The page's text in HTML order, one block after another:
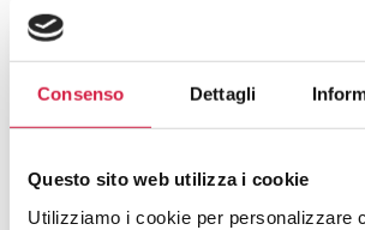
Consenso Dettagli
Questo sito web utilizza i cookie
Utilizziamo i cookie per personalizzare
Lombardia
Istituto Auxologico
Via Giuseppe Mercalli, 28